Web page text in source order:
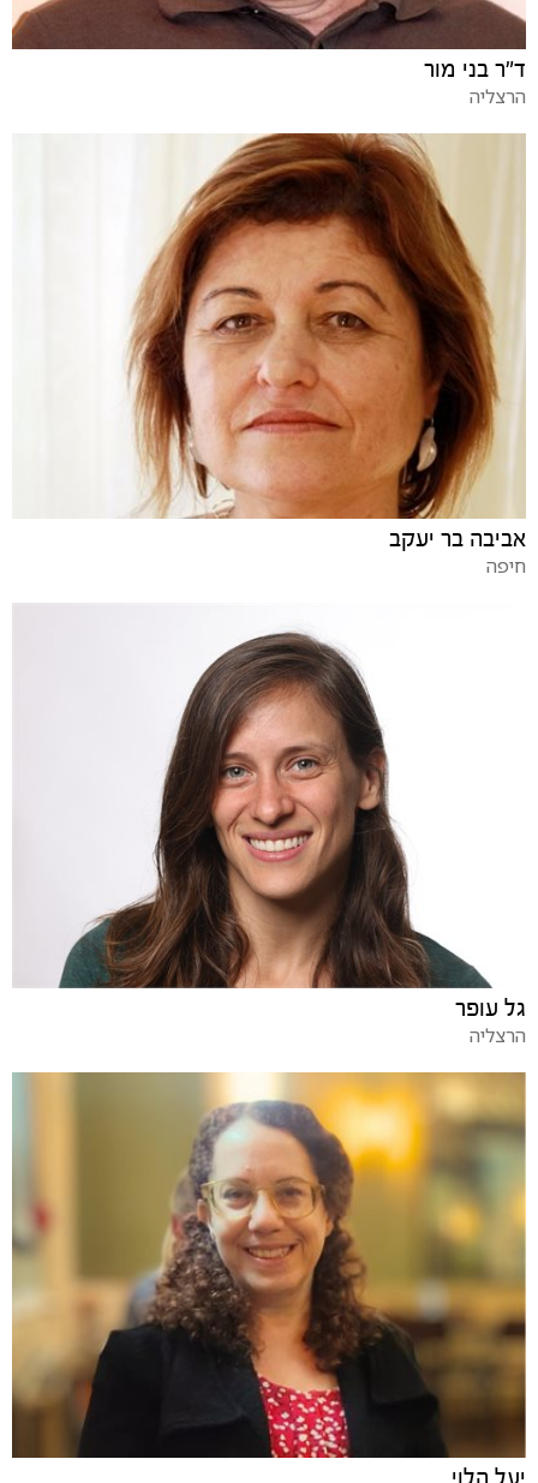
ד"ר בני מור
הרצליה
אביבה בר יעקב
חיפה
גל עופר
הרצליה